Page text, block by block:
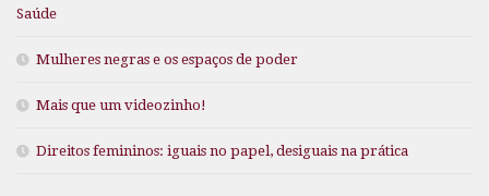
Saúde
Mulheres negras e os espaços de poder
Mais que um videozinho!
Direitos femininos: iguais no papel, desiguais na prática